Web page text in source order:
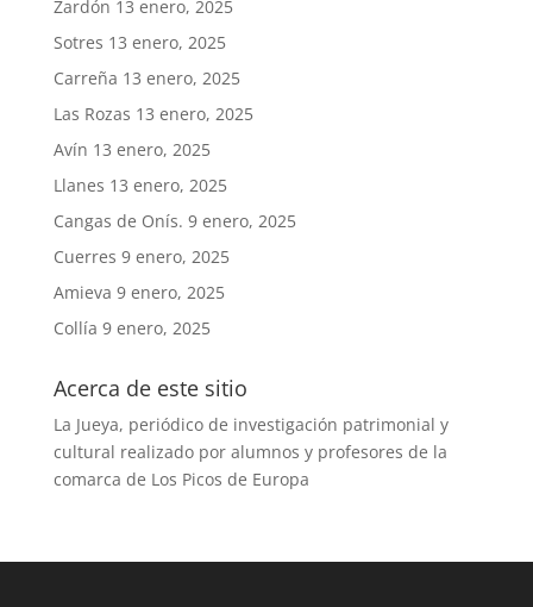
Zardón 13 enero, 2025
Sotres 13 enero, 2025
Carreña 13 enero, 2025
Las Rozas 13 enero, 2025
Avín 13 enero, 2025
Llanes 13 enero, 2025
Cangas de Onís. 9 enero, 2025
Cuerres 9 enero, 2025
Amieva 9 enero, 2025
Collía 9 enero, 2025
Acerca de este sitio
La Jueya, periódico de investigación patrimonial y
cultural realizado por alumnos y profesores de la
comarca de Los Picos de Europa